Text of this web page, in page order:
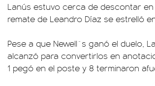
Lanús estuvo cerca de descontar
remate de Leandro Díaz se estrelló
Pese a que Newell`s ganó el duelo,
alcanzó para convertirlos en
1 pegó en el poste y 8 terminaron